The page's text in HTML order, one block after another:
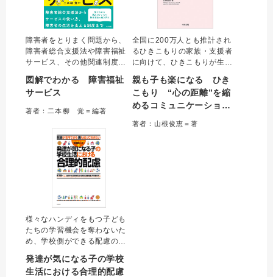
障害者をとりまく問題から、
障害者総合支援法や障害福祉
サービス、その他関連制度の
富な図とイラストで視覚的に
理解できる。障害福祉サービ
マネ等の相談援助職など、障
害者支援にかかわるあらゆる
方におすすめの入門書。
図解でわかる 障害福祉
サービス
著者：二本柳 覚＝編著
全国に200万人とも推計され
るひきこもりの家族・支援者
に向けて、ひきこもりが生ま
回復の基本までを平易に解説
する。ひきこもり支援者とし
てその成果が全国的に注目さ
則」を知ることができる一
親も子も楽になる ひき
こもり “心の距離”を縮
めるコミュニケーション
著者：山根俊恵＝著
様々なハンディをもつ子ども
たちの学習機会を奪わないた
め、学校側ができる配慮の方
発達が気になる子の学校
生活における合理的配慮